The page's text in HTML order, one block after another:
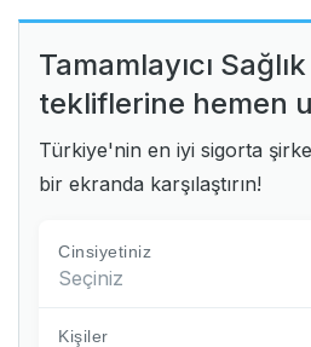
Tamamlayıcı
tekliflerine hemen
Türkiye'nin en iyi sigorta
bir ekranda karşılaştırın!
Cinsiyetiniz
Seçiniz
Kişiler